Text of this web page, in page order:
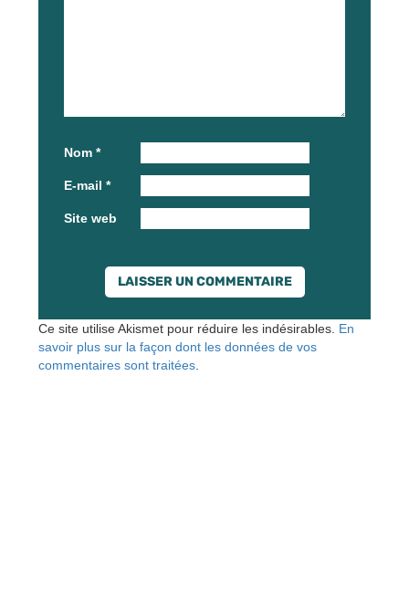
Nom *
E-mail *
Site web
Ce site utilise Akismet pour réduire les indésirables. En
savoir plus sur la façon dont les données de vos
commentaires sont traitées